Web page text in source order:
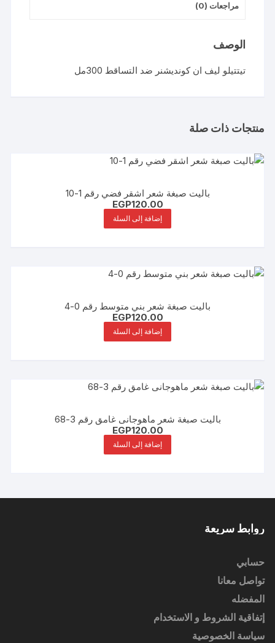
مراجعات (0)
الوصف
تيتتيلو ليف ان كونديشنر ضد التساقط 300مل
منتجات ذات صلة
باليت صبغة شعر اشقر فضي رقم 1-10
EGP120.00
إضافة إلى السلة
باليت صبغة شعر بني متوسط رقم 0-4
EGP120.00
إضافة إلى السلة
باليت صبغة شعر ماهوجانى غامق رقم 3-68
EGP120.00
إضافة إلى السلة
روابط سريعة
حسابي
تواصل معانا
المفضله
إتفاقية الشروط و الاستخدام
سياسة الخصوصية